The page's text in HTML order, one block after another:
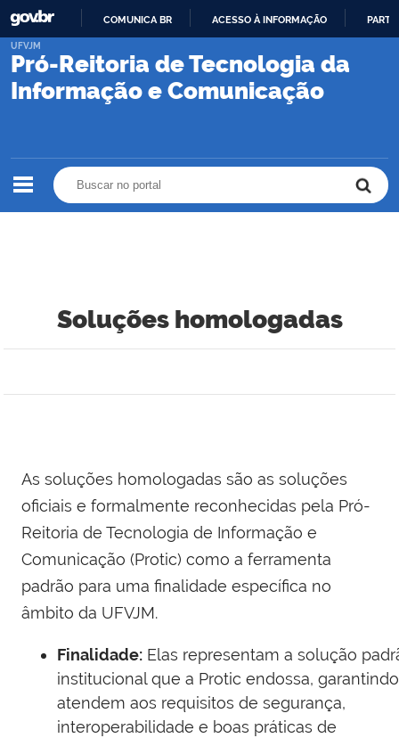
PARA
CONTEÚDO
COMUNICA BR ACESSO À INFORMAÇÃO
Pró-Reitoria de Tecnologia da
Informação e Comunicação
UFVJM
Soluções homologadas
As soluções homologadas são as soluções
oficiais e formalmente reconhecidas pela Pró-
Reitoria de Tecnologia de Informação e
Comunicação (Protic) como a ferramenta
padrão para uma finalidade específica no
âmbito da UFVJM.
Finalidade: Elas representam a solução
institucional que a Protic endossa,
atendem aos requisitos de segurança,
interoperabilidade e boas práticas de